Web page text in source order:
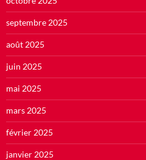
septembre 2025
août 2025
juin 2025
mai 2025
mars 2025
février 2025
janvier 2025